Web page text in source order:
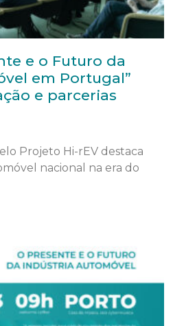
e o Futuro da
em Portugal”
e parcerias
Projeto Hi-rEV destaca
nacional na era do